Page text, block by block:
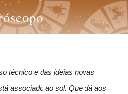
técnico e das ideias novas
associado ao sol. Que dá aos